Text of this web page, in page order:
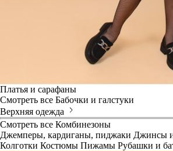
Платья и сарафаны
Смотреть все Бабочки и галстуки
Верхняя одежда
Смотреть все Комбинезоны
Джемперы, кардиганы, пиджаки Джинсы
Колготки Костюмы Пижамы Рубашки и